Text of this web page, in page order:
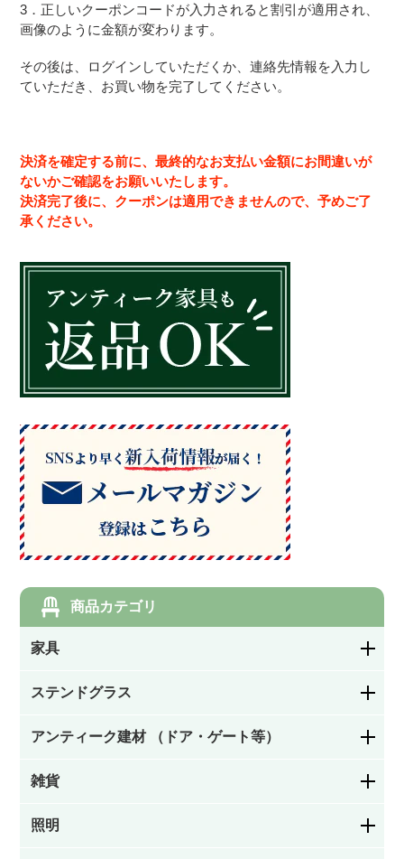
3．正しいクーポンコードが入力されると割引が適用され、
画像のように金額が変わります。
その後は、ログインしていただくか、連絡先情報を入力し
ていただき、お買い物を完了してください。
決済を確定する前に、最終的なお支払い金額にお間違いが
ないかご確認をお願いいたします。
決済完了後に、クーポンは適用できませんので、予めご了
承ください。
商品カテゴリ
家具
ダイニングチェア・キッチンチェア
ステンドグラス
花柄
アンティーク建材 （ドア・ゲート等）
雑貨
照明